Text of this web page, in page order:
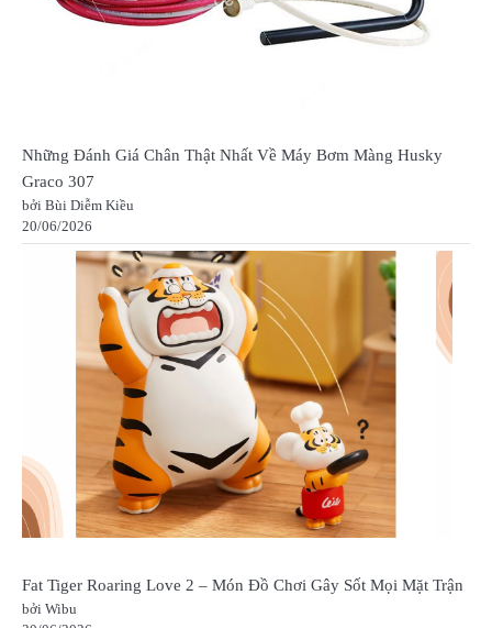
Những Đánh Giá Chân Thật Nhất Về Máy Bơm Màng Husky
Graco 307
bởi Bùi Diễm Kiều
20/06/2026
Fat Tiger Roaring Love 2 – Món Đồ Chơi Gây Sốt Mọi Mặt Trận
bởi Wibu